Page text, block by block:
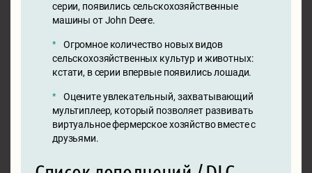
серии, появились сельскохозяйственные
машины от John Deere.
Огромное количество новых видов
сельскохозяйственных культур и животных:
кстати, в серии впервые появились лошади.
Оцените увлекательный, захватывающий
мультиплеер, который позволяет развивать
виртуальное фермерское хозяйство вместе с
друзьями.